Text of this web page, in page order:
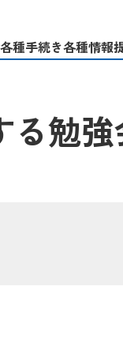
各種手続き各種情報
る勉